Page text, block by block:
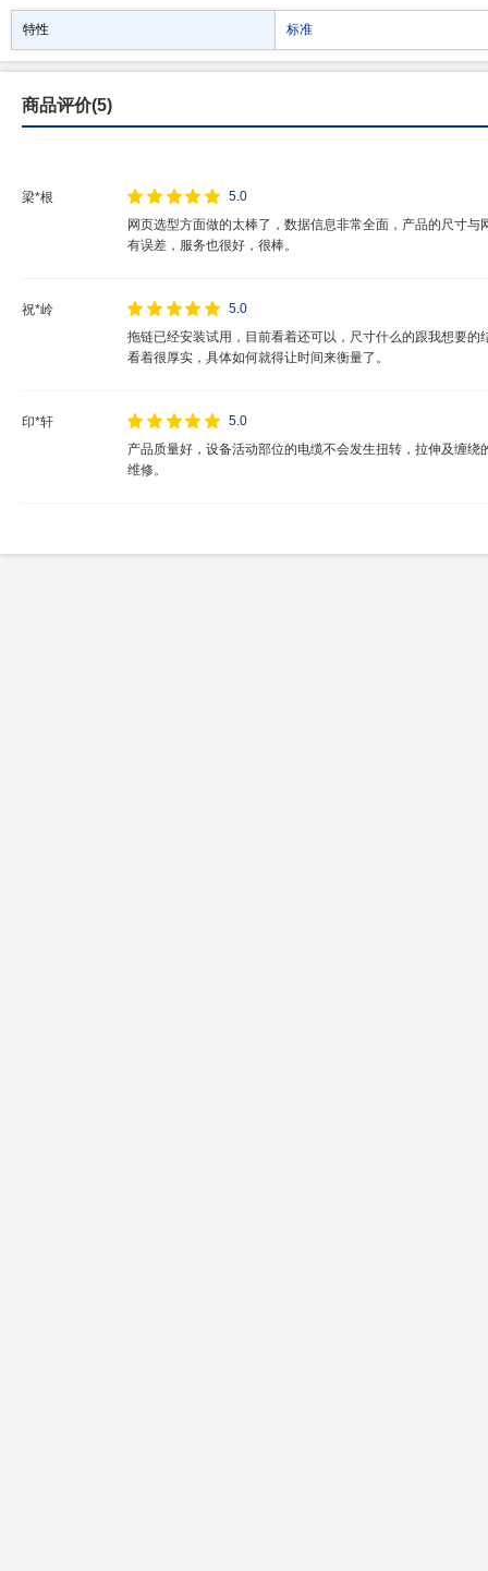
特性 标准
商品评价(5)
梁*根
5.0
网页选型方面做的太棒了，数据信息非常全面，产品的尺寸与
有误差，服务也很好，很棒。
祝*岭
5.0
拖链已经安装试用，目前看着还可以，尺寸什么的跟我想要的
看着很厚实，具体如何就得让时间来衡量了。
印*轩
5.0
产品质量好，设备活动部位的电缆不会发生扭转，拉伸及缠绕
维修。